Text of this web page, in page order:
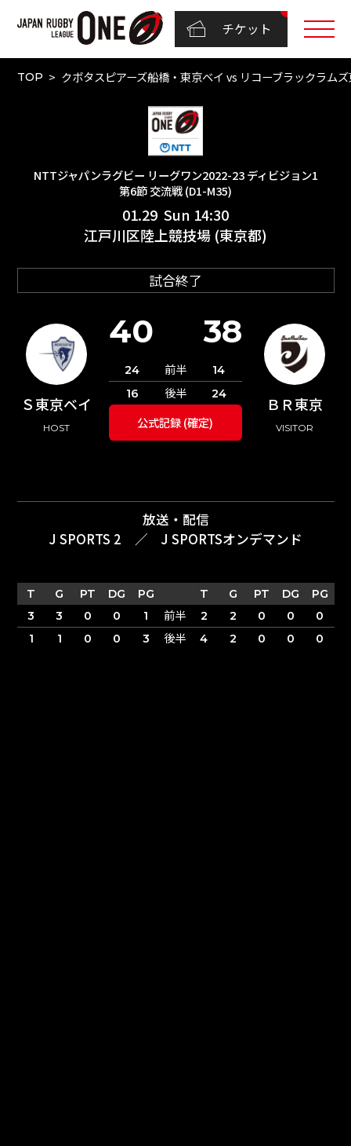
チケット
TOP クボタスピアーズ船橋・東京ベイ vs リコーブラックラ
NTTジャパンラグビー リーグワン2022-23 ディビジョン1
第6節 交流戦 (D1-M35)
01.29 Sun 14:30
江戸川区陸上競技場 (東京都)
試合終了
Ｓ東京ベイ
HOST
ＢＲ東京
VISITOR
40 38
24 前半
14
16
後半 24
公式記録 (確定)
放送・配信
J SPORTS 2
／ J SPORTSオンデマンド
T G PT DG PG T G PT DG
PG
3
3 0 0 1 前半 2 2 0 0
0
1
1 0 0 3 後半 4 2 0 0 0